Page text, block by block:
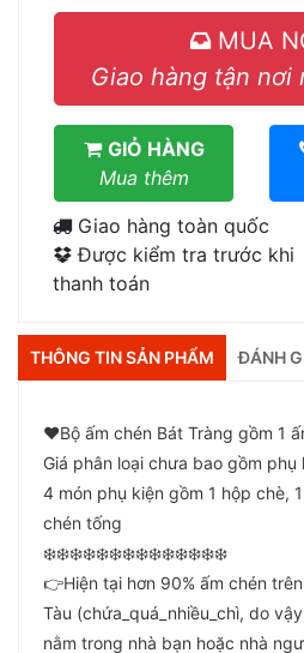
MUA
Giao hàng tận nơi
GIỎ HÀNG
Mua thêm
Giao hàng toàn quốc
Được kiểm tra trước khi
thanh toán
THÔNG TIN SẢN PHẨM ĐÁNH
❤️Bộ ấm chén Bát Tràng gồm 1
Giá phân loại chưa bao gồm phụ
4 món phụ kiện gồm 1 hộp chè,
chén tống
❄️❄️❄️❄️❄️❄️❄️❄️❄️❄️❄️❄️❄️❄️
👉Hiện tại hơn 90% ấm chén
Tàu (chứa_quá_nhiều_chì, do
nằm trong nhà bạn hoặc nhà